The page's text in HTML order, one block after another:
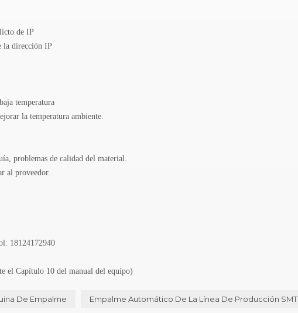
de IP
la dirección IP
temperatura
la temperatura ambiente.
problemas de calidad del material.
al proveedor.
18124172940
el Capítulo 10 del manual del equipo)
De Empalme Empalme Automático De La Línea De Producción SMT